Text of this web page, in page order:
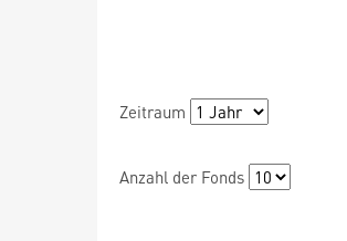
Zeitraum
Anzahl der Fonds